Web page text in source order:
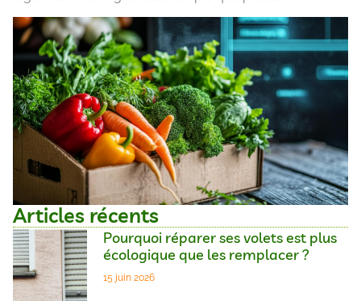
Articles récents
Pourquoi réparer ses volets est plus
écologique que les remplacer ?
15 juin 2026